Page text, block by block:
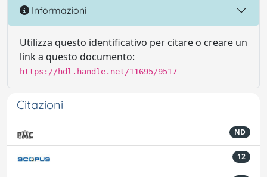
Informazioni
Utilizza questo identificativo per citare o creare un
link a questo documento:
https://hdl.handle.net/11695/9517
Citazioni
ND
12